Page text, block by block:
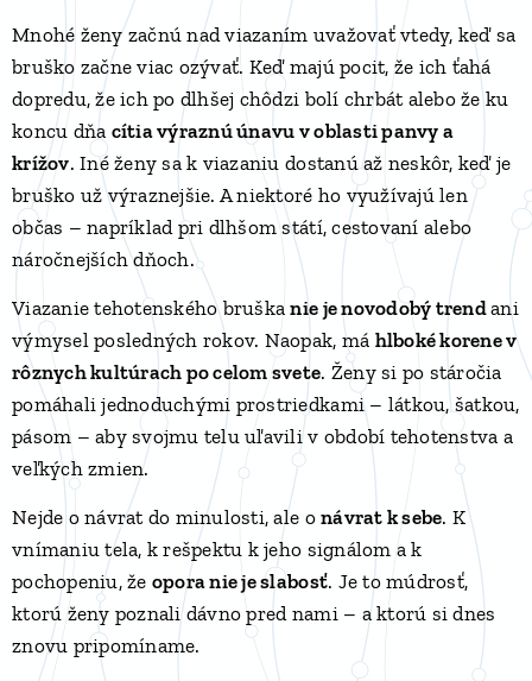
Mnohé ženy začnú nad viazaním uvažovať vtedy, keď sa
bruško začne viac ozývať. Keď majú pocit, že ich ťahá
dopredu, že ich po dlhšej chôdzi bolí chrbát alebo že ku
koncu dňa cítia výraznú únavu v oblasti panvy a
krížov. Iné ženy sa k viazaniu dostanú až neskôr, keď je
bruško už výraznejšie. A niektoré ho využívajú len
občas – napríklad pri dlhšom státí, cestovaní alebo
náročnejších dňoch.
Viazanie tehotenského bruškanie je novodobý trendani
výmysel posledných rokov. Naopak, má hlboké korene v
rôznych kultúrach po celom svete. Ženy si po stáročia
pomáhali jednoduchými prostriedkami – látkou, šatkou,
pásom – aby svojmu telu uľavili v období tehotenstva a
veľkých zmien.
Nejde o návrat do minulosti, ale onávrat k sebe. K
vnímaniu tela, k rešpektu k jeho signálom a k
pochopeniu, že opora nie je slabosť. Je to múdrosť,
ktorú ženy poznali dávno pred nami – a ktorú si dnes
znovu pripomíname.